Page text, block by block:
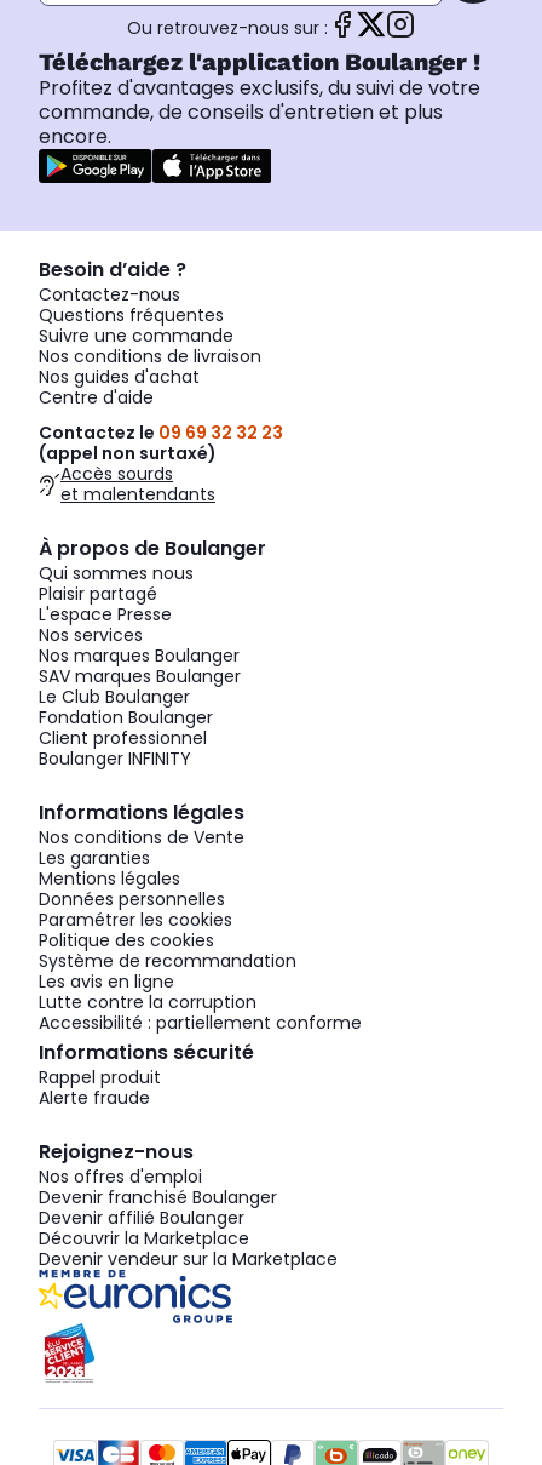
Ou retrouvez-nous sur :
Téléchargez l'application Boulanger !
Profitez d'avantages exclusifs, du suivi de votre
commande, de conseils d'entretien et plus
encore.
Besoin d’aide ?
Contactez-nous
Questions fréquentes
Suivre une commande
Nos conditions de livraison
Nos guides d'achat
Centre d'aide
Contactez le 09 69 32 32 23
(appel non surtaxé)
Accès sourds
et malentendants
À propos de Boulanger
Qui sommes nous
Plaisir partagé
L'espace Presse
Nos services
Nos marques Boulanger
SAV marques Boulanger
Le Club Boulanger
Fondation Boulanger
Client professionnel
Boulanger INFINITY
Informations légales
Nos conditions de Vente
Les garanties
Mentions légales
Données personnelles
Paramétrer les cookies
Politique des cookies
Système de recommandation
Les avis en ligne
Lutte contre la corruption
Accessibilité : partiellement conforme
Informations sécurité
Rappel produit
Alerte fraude
Rejoignez-nous
Nos offres d'emploi
Devenir franchisé Boulanger
Devenir affilié Boulanger
Découvrir la Marketplace
Devenir vendeur sur la Marketplace